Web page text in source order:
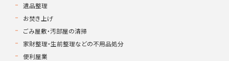
遺品整理
お焚き上げ
ごみ屋敷・汚部屋の清掃
家財整理・生前整理などの不用品処分
便利屋業